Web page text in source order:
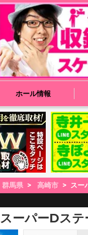
ホール情報
群馬県 高崎市 スー
スーパーDステ